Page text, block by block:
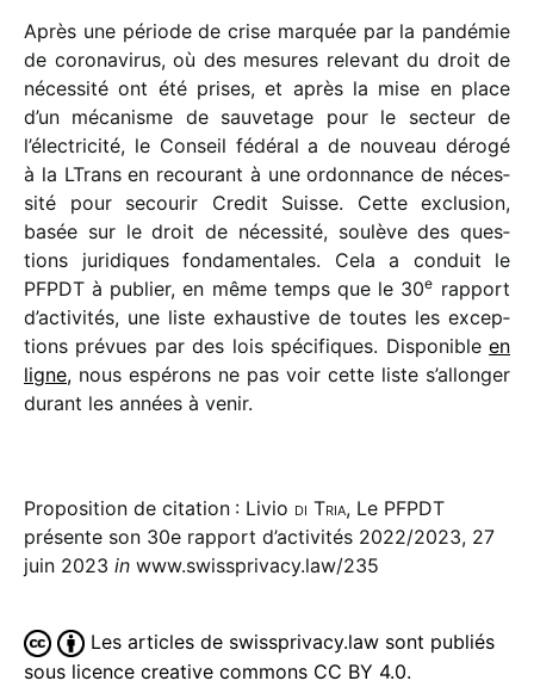
Après une période de crise marquée par la pandé­mie
de coro­na­vi­rus, où des mesures rele­vant du droit de
néces­sité ont été prises, et après la mise en place
d’un méca­nisme de sauve­tage pour le secteur de
l’élec­tri­cité, le Conseil fédé­ral a de nouveau dérogé
à la LTrans en recou­rant à une ordon­nance de néces­
sité pour secou­rir Credit Suisse. Cette exclu­sion,
basée sur le droit de néces­sité, soulève des ques­
tions juri­diques fonda­men­tales. Cela a conduit le
PFPDT à publier, en même temps que le 30e rapport
d’ac­ti­vi­tés, une liste exhaus­tive de toutes les excep­
tions prévues par des lois spéci­fiques. Disponible en
ligne, nous espé­rons ne pas voir cette liste s’allonger
durant les années à venir.
Proposition de citation : Livio di Tria, Le PFPDT
présente son 30e rapport d’activités 2022/​2023, 27
juin 2023 in www.swissprivacy.law/235
Les articles de swissprivacy.law sont publiés
sous licence creative commons CC BY 4.0.